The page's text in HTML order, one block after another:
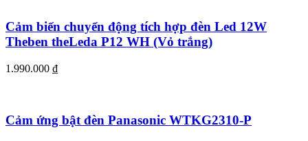
Cảm biến chuyển động tích hợp đèn Led 12W
Theben theLeda P12 WH (Vỏ trắng)
1.990.000 ₫
Cảm ứng bật đèn Panasonic WTKG2310-P